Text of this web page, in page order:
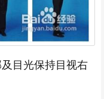
目光保持目视右